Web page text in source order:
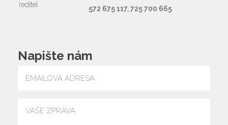
ředitel 572 675 117, 725 700 665
Napište nám